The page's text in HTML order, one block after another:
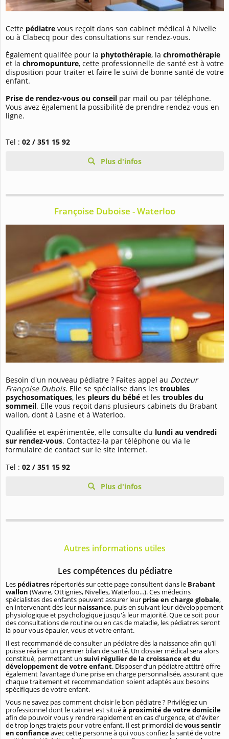
Cette pédiatre vous reçoit dans son cabinet médical à Nivelle
ou à Clabecq pour des consultations sur rendez-vous.
Également qualifée pour la phytothérapie, la chromothérapie
et la chromopunture, cette professionnelle de santé est à votre
disposition pour traiter et faire le suivi de bonne santé de votre
enfant.
Prise de rendez-vous ou conseil par mail ou par téléphone.
Vous avez également la possibilité de prendre rendez-vous en
ligne.
Tel : 02 / 351 15 92
Plus d'infos
Françoise Duboise - Waterloo
Besoin d'un nouveau pédiatre ? Faites appel au Docteur
Françoise Dubois. Elle se spécialise dans les troubles
psychosomatiques, les pleurs du bébé et les troubles du
sommeil. Elle vous reçoit dans plusieurs cabinets du Brabant
wallon, dont à Lasne et à Waterloo.
Qualifiée et expérimentée, elle consulte du lundi au vendredi
sur rendez-vous. Contactez-la par téléphone ou via le
formulaire de contact sur le site internet.
Tel : 02 / 351 15 92
Plus d'infos
Autres informations utiles
Les compétences du pédiatre
Les pédiatres répertoriés sur cette page consultent dans le Brabant
wallon (Wavre, Ottignies, Nivelles, Waterloo...). Ces médecins
spécialistes des enfants peuvent assurer leur prise en charge globale,
en intervenant dès leur naissance, puis en suivant leur développement
physiologique et psychologique jusqu'à leur majorité. Que ce soit pour
des consultations de routine ou en cas de maladie, les pédiatres seront
là pour vous épauler, vous et votre enfant.
Il est recommandé de consulter un pédiatre dès la naissance afin qu’il
puisse réaliser un premier bilan de santé. Un dossier médical sera alors
constitué, permettant un suivi régulier de la croissance et du
développement de votre enfant. Disposer d’un pédiatre attitré offre
également l’avantage d’une prise en charge personnalisée, assurant que
chaque traitement et recommandation soient adaptés aux besoins
spécifiques de votre enfant.
Vous ne savez pas comment choisir le bon pédiatre ? Privilégiez un
professionnel dont le cabinet est situéà proximité de votre domicile
afin de pouvoir vous y rendre rapidement en cas d'urgence, et d'éviter
de trop longs trajets pour votre enfant. Il est primordial devous sentir
en confianceavec cette personne à qui vous confiez la santé de votre